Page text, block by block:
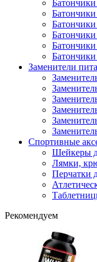
Заменители
Спортивные
Шейкеры
Лямки,
Перчатки
Рекомендуем